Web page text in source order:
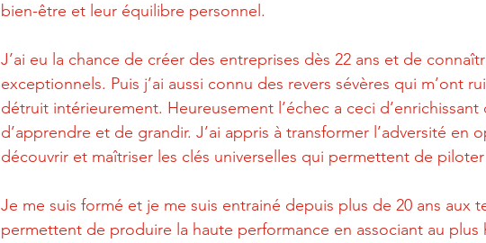
bien-être et leur équilibre personnel.
J’ai eu la chance de créer des entreprises dès 22 ans et de
exceptionnels. Puis j’ai aussi connu des revers sévères qui m’ont
détruit intérieurement. Heureusement l’échec a ceci d’enrichissant
d’apprendre et de grandir. J’ai appris à transformer l’adversité en
découvrir et maîtriser les clés universelles qui permettent de piloter
Je me suis formé et je me suis entrainé depuis plus de 20 ans aux
permettent de produire la haute performance en associant au plus